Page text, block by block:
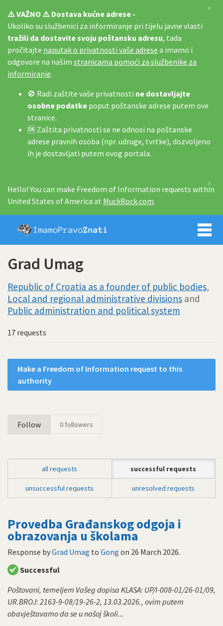
⚠️ VAŽNO ⚠️ Dostava kućne adrese -
Ukoliko su službenici za informiranje pri tijelu javne vlasti
tražili da dostavite svoju poštansku adresu, tada
pročitajte naputak o privatnosti vaše adrese a imamo i
odgovore na našim stranicama pomoći za službenike za
informiranje.
🚫 Radi zaštite vaše privatnosti ne dostavljajte
osobne podatke poput poštanske adrese putem ove
stranice.
🆗 Zaštita privatnosti se ne odnosi na poštanske
adrese pravnih osoba (npr. udruge, tvrtke), dozvoljeno
ih je dostavljati putem ovog portala.
×
Hello! You can make Freedom of Information requests within
United States of America at MuckRock.com.
×
Imamo
Grad Umag
Republic of Croatia as a founder of public bodies,
Local and regional administrative divisions and
Public administration and political system
17 requests
Make a Freedom of Information request to this
authority
Follow 0followers
all requests successful requests
unsuccessful requests unresolved requests
Provedba Građanskog odgoja i
obrazovanja u školama
Response byGrad Umag to Gong on 26 March 2026.
Successful
Poštovani, temeljem Vašeg dopisa KLASA: UP/I-008-01/26-01/09,
UR.BROJ: 2163-9-08/19-26-2, 13.03.2026., ovim putem
obavještavamo da se u našoj školi...